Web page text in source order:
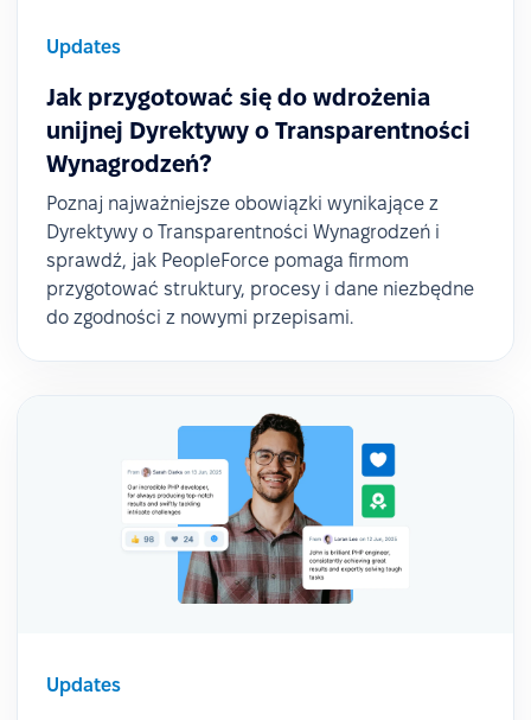
Updates
Jak przygotować się do wdrożenia
unijnej Dyrektywy o Transparentności
Wynagrodzeń?
Poznaj najważniejsze obowiązki wynikające z
Dyrektywy o Transparentności Wynagrodzeń i
sprawdź, jak PeopleForce pomaga firmom
przygotować struktury, procesy i dane niezbędne
do zgodności z nowymi przepisami.
Updates